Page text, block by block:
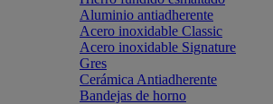
Aluminio antiadherente
Acero inoxidable Classic
Acero inoxidable Signature
Gres
Cerámica Antiadherente
Bandejas de horno